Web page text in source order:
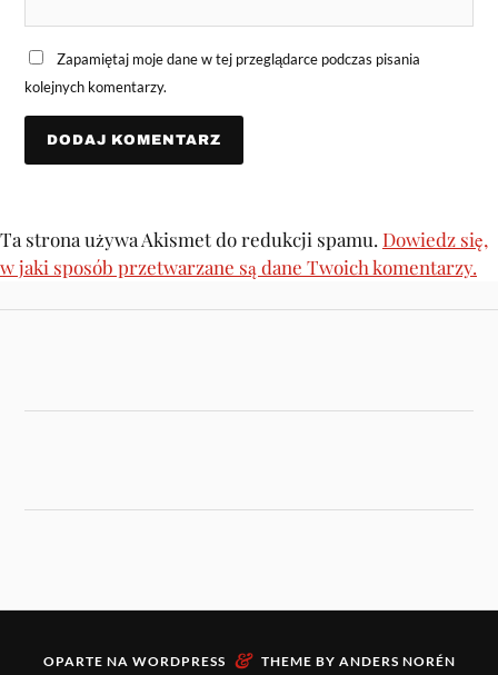
Zapamiętaj moje dane w tej przeglądarce podczas pisania
kolejnych komentarzy.
Ta strona używa Akismet do redukcji spamu. Dowiedz się,
w jaki sposób przetwarzane są dane Twoich komentarzy.
OPARTE NA WORDPRESS & THEME BY ANDERS NORÉN